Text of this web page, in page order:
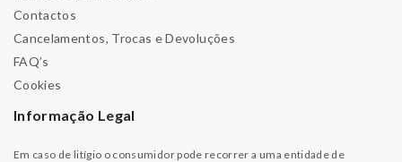
Contactos
Cancelamentos, Trocas e Devoluções
FAQ’s
Cookies
Informação Legal
Em caso de litígio o consumidor pode recorrer a uma entidade de